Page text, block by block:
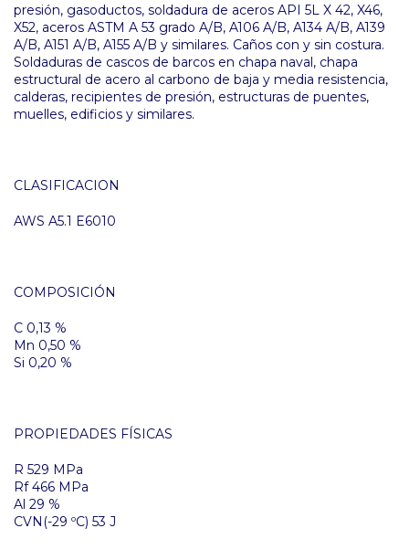
presión, gasoductos, soldadura de aceros API 5L X 42, X46,
X52, aceros ASTM A 53 grado A/B, A106 A/B, A134 A/B, A139
A/B, A151 A/B, A155 A/B y similares. Caños con y sin costura.
Soldaduras de cascos de barcos en chapa naval, chapa
estructural de acero al carbono de baja y media resistencia,
calderas, recipientes de presión, estructuras de puentes,
muelles, edificios y similares.
CLASIFICACION
AWS A5.1 E6010
COMPOSICIÓN
C 0,13 %
Mn 0,50 %
Si 0,20 %
PROPIEDADES FÍSICAS
R 529 MPa
Rf 466 MPa
Al 29 %
CVN(-29 ºC) 53 J